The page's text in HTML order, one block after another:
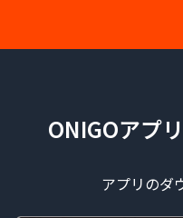
ONIGOアプ
アプリのダ